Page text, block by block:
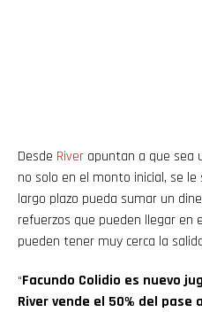
Desde River apuntan a que sea
no solo en el monto inicial, se
largo plazo pueda sumar un
refuerzos que pueden llegar en
pueden tener muy cerca la
“Facundo Colidio es nuevo
River vende el 50% del pase